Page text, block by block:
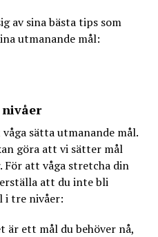
av sina bästa tips som
utmanande mål:
nivåer
sätta utmanande mål.
göra att vi sätter mål
För att våga stretcha din
att du inte bli
i tre nivåer:
är ett mål du behöver nå,